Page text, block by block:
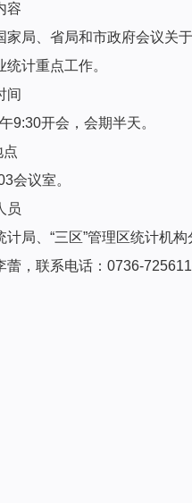
容
家局、省局和市政府会议关
计重点工作。
间
开会，会期半天。
会议室。
员
计局、“三区”管理区统计机
蕾，联系电话：0736-